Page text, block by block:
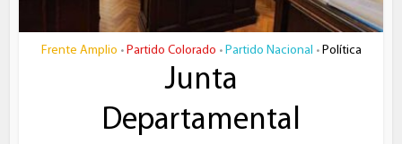
Frente Amplio • Partido Colorado • Partido Nacional • Política
Junta
Departamental